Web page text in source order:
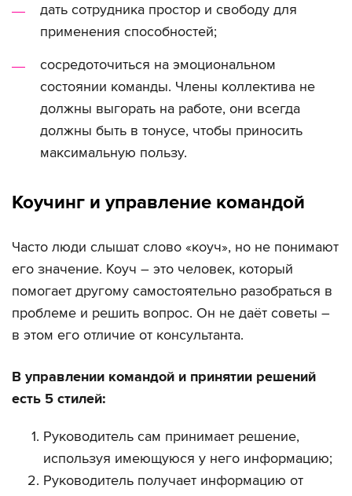
дать сотрудника простор и свободу для
применения способностей;
сосредоточиться на эмоциональном
состоянии команды. Члены коллектива не
должны выгорать на работе, они всегда
должны быть в тонусе, чтобы приносить
максимальную пользу.
Коучинг и управление командой
Часто люди слышат слово «коуч», но не понимают
его значение. Коуч – это человек, который
помогает другому самостоятельно разобраться в
проблеме и решить вопрос. Он не даёт советы –
в этом его отличие от консультанта.
В управлении командой и принятии решений
есть 5 стилей:
Руководитель сам принимает решение,
используя имеющуюся у него информацию;
Руководитель получает информацию от